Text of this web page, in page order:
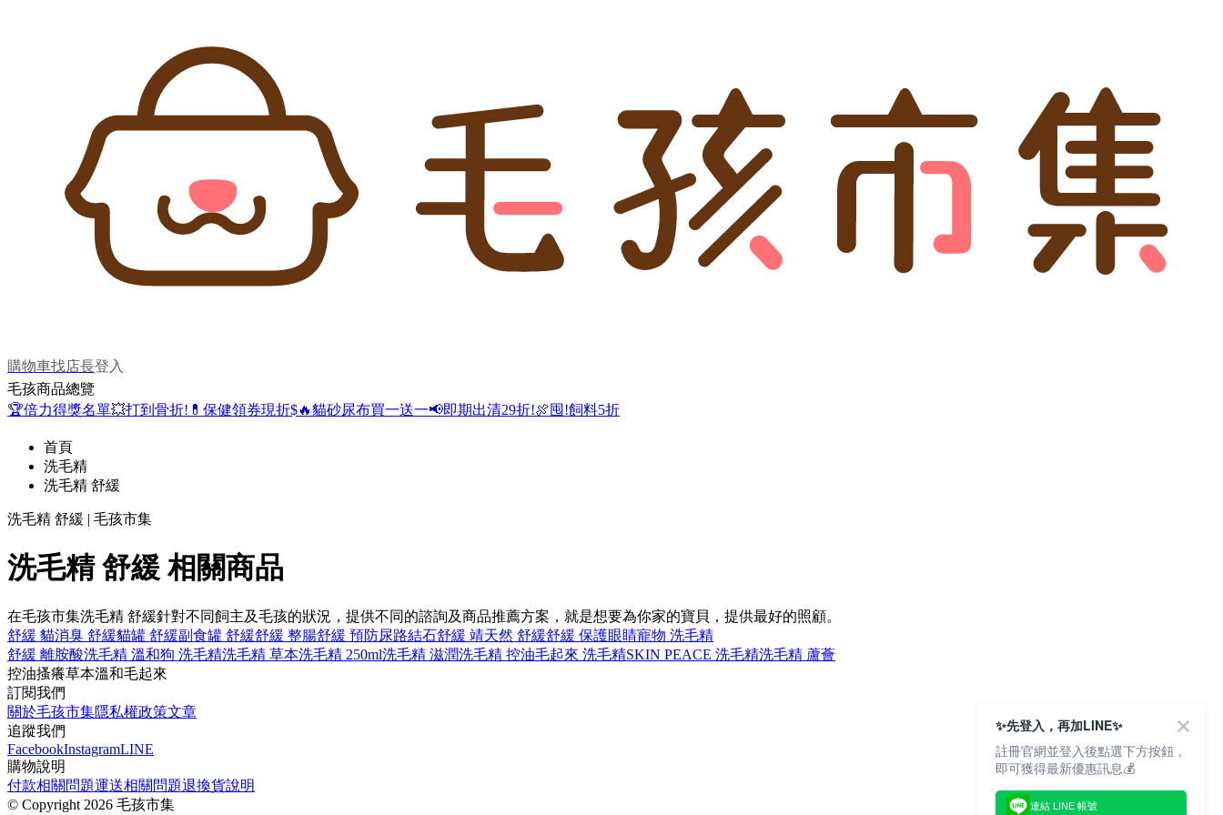
購物車找店長登入
毛孩商品總覽
🏆倍力得獎名單💥打到骨折! 💊保健領券現折$🔥貓砂尿布買一送一📢即期出清29折!🍖囤!飼料5折
首頁
洗毛精
洗毛精 舒緩
洗毛精 舒緩 | 毛孩市集
洗毛精 舒緩 相關商品
在毛孩市集洗毛精 舒緩針對不同飼主及毛孩的狀況，提供不同的諮詢及商品推薦方案，就是想要為你家的寶貝，提供最好的照顧。
舒緩 貓消臭 舒緩貓罐 舒緩副食罐 舒緩舒緩 整腸舒緩 預防尿路結石舒緩 靖天然 舒緩舒緩 保護眼睛寵物 洗毛精
舒緩 離胺酸洗毛精 溫和狗 洗毛精洗毛精 草本洗毛精 250ml洗毛精 滋潤洗毛精 控油毛起來 洗毛精SKIN PEACE 洗毛精洗毛精 蘆薈
控油搔癢草本溫和毛起來
訂閱我們
關於毛孩市集隱私權政策文章
追蹤我們
FacebookInstagramLINE
購物說明
付款相關問題運送相關問題退換貨說明
© Copyright 2026 毛孩市集
✨先登入，再加LINE✨
註冊官網並登入後點選下方按鈕，
即可獲得最新優惠訊息💰
連結 LINE 帳號